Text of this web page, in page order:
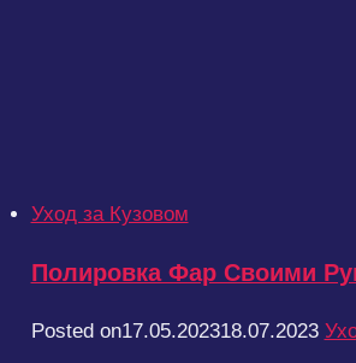
Уход за Кузовом
Полировка Фар Своими
Posted on17.05.202318.07.2023